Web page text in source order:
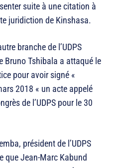
suite à une citation à
juridiction de Kinshasa.
branche de l’UDPS
Bruno Tshibala a attaqué le
pour avoir signé «
2018 « un acte appelé
de l’UDPS pour le 30
président de l’UDPS
que Jean-Marc Kabund